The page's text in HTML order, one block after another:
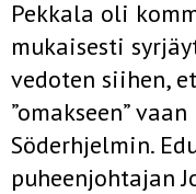
Pekkala oli
mukaisesti
vedoten siihen,
”omakseen”
Söderhjelmin.
puheenjohtajan